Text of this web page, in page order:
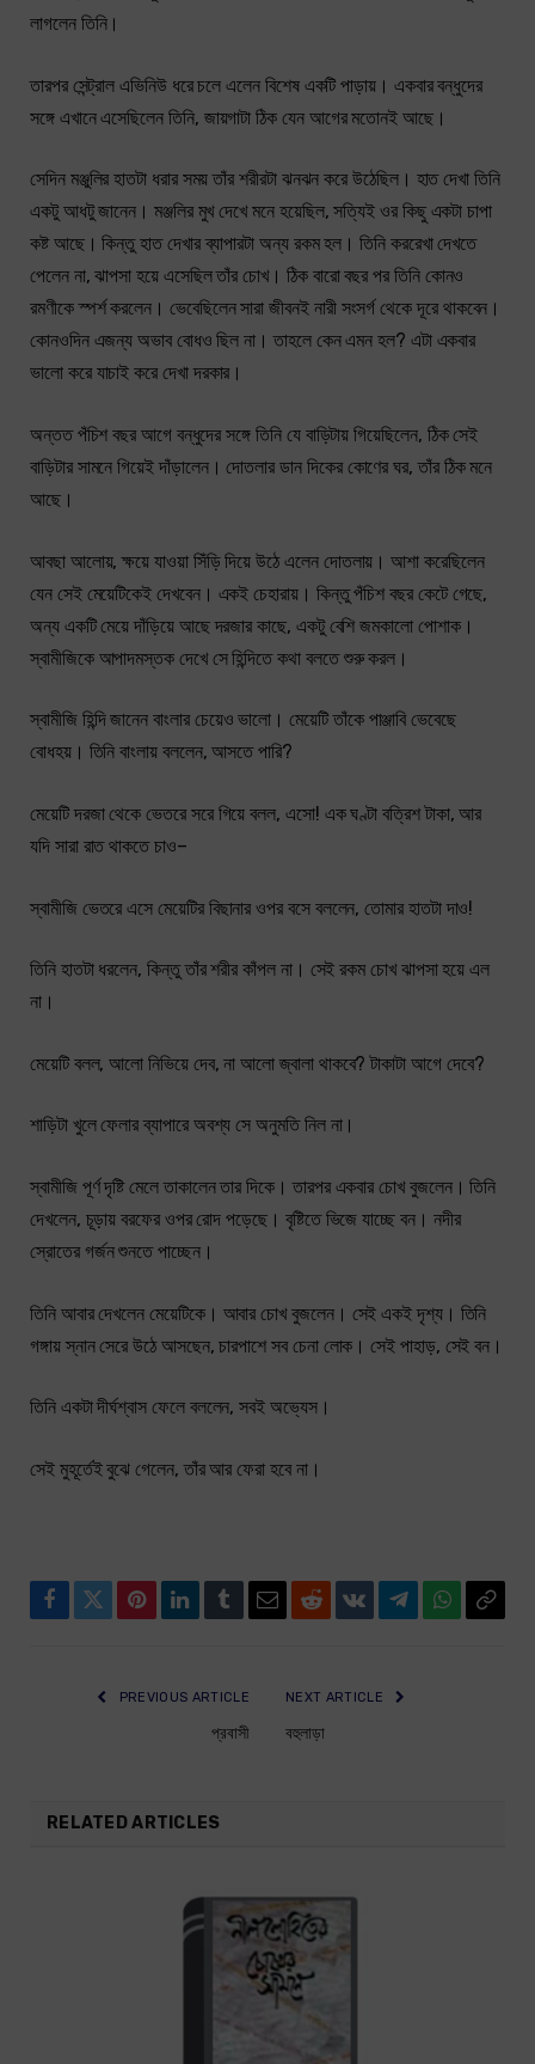
লাগলেন তিনি।
তারপর সেন্ট্রাল এভিনিউ ধরে চলে এলেন বিশেষ একটি পাড়ায়। একবার বন্ধুদের
সঙ্গে এখানে এসেছিলেন তিনি, জায়গাটা ঠিক যেন আগের মতোনই আছে।
সেদিন মঞ্জুলির হাতটা ধরার সময় তাঁর শরীরটা ঝনঝন করে উঠেছিল। হাত দেখা তিনি
একটু আধটু জানেন। মঞ্জলির মুখ দেখে মনে হয়েছিল, সত্যিই ওর কিছু একটা চাপা
কষ্ট আছে। কিন্তু হাত দেখার ব্যাপারটা অন্য রকম হল। তিনি কররেখা দেখতে
পেলেন না, ঝাপসা হয়ে এসেছিল তাঁর চোখ। ঠিক বারো বছর পর তিনি কোনও
রমণীকে স্পর্শ করলেন। ভেবেছিলেন সারা জীবনই নারী সংসর্গ থেকে দূরে থাকবেন।
কোনওদিন এজন্য অভাব বোধও ছিল না। তাহলে কেন এমন হল? এটা একবার
ভালো করে যাচাই করে দেখা দরকার।
অন্তত পঁচিশ বছর আগে বন্ধুদের সঙ্গে তিনি যে বাড়িটায় গিয়েছিলেন, ঠিক সেই
বাড়িটার সামনে গিয়েই দাঁড়ালেন। দোতলার ডান দিকের কোণের ঘর, তাঁর ঠিক মনে
আছে।
আবছা আলোয়, ক্ষয়ে যাওয়া সিঁড়ি দিয়ে উঠে এলেন দোতলায়। আশা করেছিলেন
যেন সেই মেয়েটিকেই দেখবেন। একই চেহারায়। কিন্তু পঁচিশ বছর কেটে গেছে,
অন্য একটি মেয়ে দাঁড়িয়ে আছে দরজার কাছে, একটু বেশি জমকালো পোশাক।
স্বামীজিকে আপাদমস্তক দেখে সে হিন্দিতে কথা বলতে শুরু করল।
স্বামীজি হিন্দি জানেন বাংলার চেয়েও ভালো। মেয়েটি তাঁকে পাঞ্জাবি ভেবেছে
বোধহয়। তিনি বাংলায় বললেন, আসতে পারি?
মেয়েটি দরজা থেকে ভেতরে সরে গিয়ে বলল, এসো! এক ঘণ্টা বত্রিশ টাকা, আর
যদি সারা রাত থাকতে চাও–
স্বামীজি ভেতরে এসে মেয়েটির বিছানার ওপর বসে বললেন, তোমার হাতটা দাও!
তিনি হাতটা ধরলেন, কিন্তু তাঁর শরীর কাঁপল না। সেই রকম চোখ ঝাপসা হয়ে এল
না।
মেয়েটি বলল, আলো নিভিয়ে দেব, না আলো জ্বালা থাকবে? টাকাটা আগে দেবে?
শাড়িটা খুলে ফেলার ব্যাপারে অবশ্য সে অনুমতি নিল না।
স্বামীজি পূর্ণ দৃষ্টি মেলে তাকালেন তার দিকে। তারপর একবার চোখ বুজলেন। তিনি
দেখলেন, চূড়ায় বরফের ওপর রোদ পড়েছে। বৃষ্টিতে ভিজে যাচ্ছে বন। নদীর
স্রোতের গর্জন শুনতে পাচ্ছেন।
তিনি আবার দেখলেন মেয়েটিকে। আবার চোখ বুজলেন। সেই একই দৃশ্য। তিনি
গঙ্গায় স্নান সেরে উঠে আসছেন, চারপাশে সব চেনা লোক। সেই পাহাড়, সেই বন।
তিনি একটা দীর্ঘশ্বাস ফেলে বললেন, সবই অভ্যেস।
সেই মুহূর্তেই বুঝে গেলেন, তাঁর আর ফেরা হবে না।
Facebook
TwitterPinterestLinkedIn
TumblrEmailRedditVKontakte
TelegramWhatsApp
Copy
PREVIOUS ARTICLE
প্রবাসী
NEXT ARTICLE
বহুলাড়া
RELATED ARTICLES